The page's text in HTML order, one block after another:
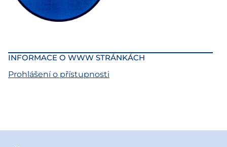
INFORMACE O WWW STRÁNKÁCH
Prohlášení o přístupnosti